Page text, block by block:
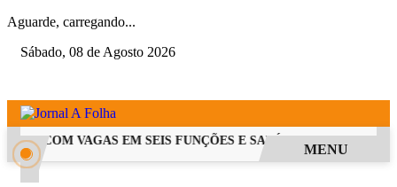
Aguarde, carregando...
Sábado, 08 de Agosto 2026
PSS COM VAGAS EM SEIS FUNÇÕES E SALÁRIOS QUE CHEGAM
MENU